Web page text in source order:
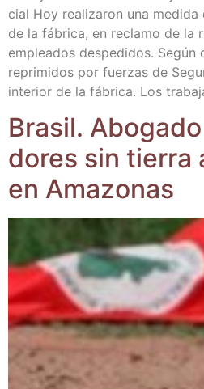
cial Hoy rea­li­za­ron una
de la fábri­ca, en recla­mo de la
emplea­dos des­pe­di­dos. Según
repri­mi­dos por fuer­zas de
inte­rior de la fábri­ca. Los
Bra­sil.
do­res sin tie­rra
en Amazonas